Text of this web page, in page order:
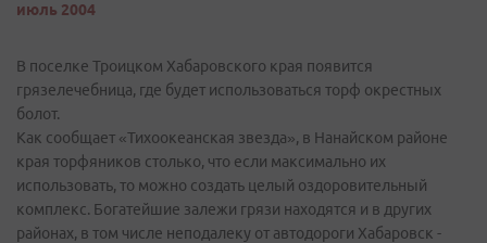
июль 2004
В поселке Троицком Хабаровского края появится
грязелечебница, где будет использоваться торф окрестных
болот.
Как сообщает «Тихоокеанская звезда», в Нанайском районе
края торфяников столько, что если максимально их
использовать, то можно создать целый оздоровительный
комплекс. Богатейшие залежи грязи находятся и в других
районах, в том числе неподалеку от автодороги Хабаровск -